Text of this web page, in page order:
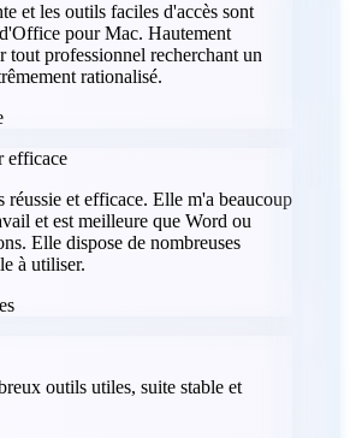
et les outils faciles d'accès sont
d'Office pour Mac. Hautement
tout professionnel recherchant un
rationalisé.
efficace
réussie et efficace. Elle m'a beaucoup
et est meilleure que Word ou
Elle dispose de nombreuses
à utiliser.
outils utiles, suite stable et